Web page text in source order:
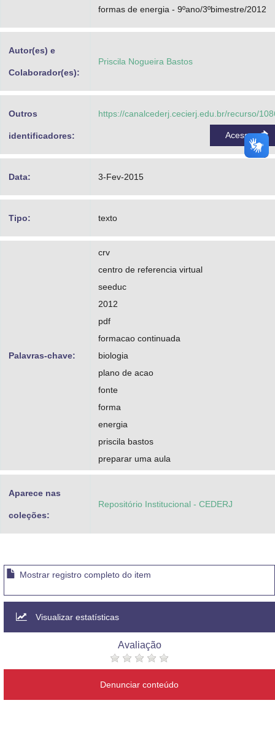
formas de energia - 9ºano/3ºbimestre/2012
Autor(es) e
Colaborador(es):
Priscila Nogueira Bastos
Outros
identificadores:
https://canalcederj.cecierj.edu.br/recurso/
Acessar
Data: 3-Fev-2015
Tipo: texto
Palavras-chave:
crv
centro de referencia virtual
seeduc
2012
pdf
formacao continuada
biologia
plano de acao
fonte
forma
energia
priscila bastos
preparar uma aula
Aparece nas
coleções:
Repositório Institucional - CEDERJ
Mostrar registro completo do item
Visualizar estatísticas
Avaliação
Denunciar conteúdo